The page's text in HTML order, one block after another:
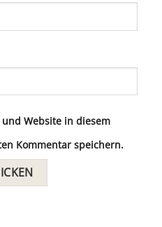
Website in diesem
Kommentar speichern.